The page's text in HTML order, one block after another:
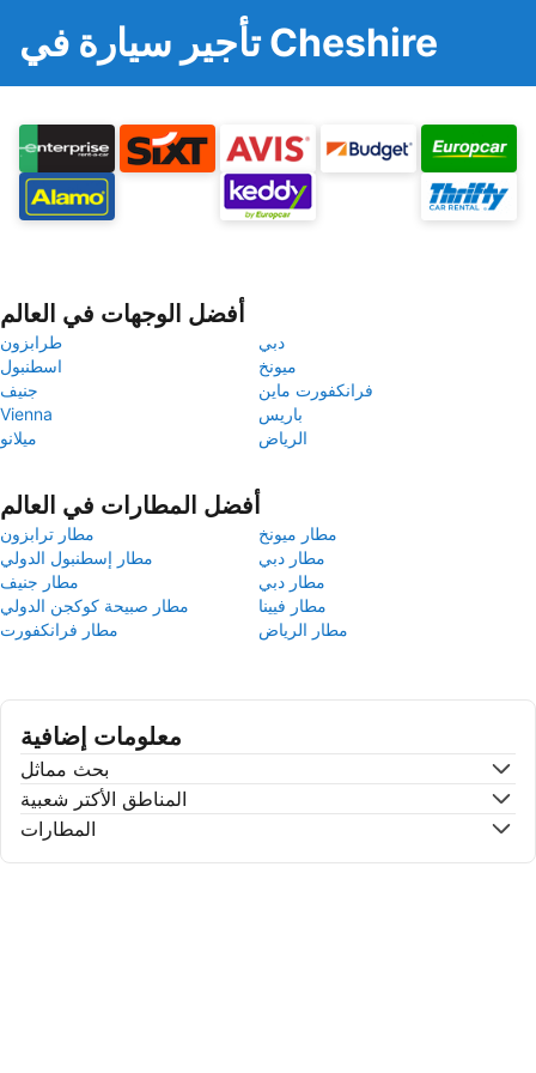
تأجير سيارة في Cheshire
أفضل الوجهات في العالم
طرابزون
دبي
اسطنبول
ميونخ
جنيف
فرانكفورت ماين
Vienna
باريس
ميلانو
الرياض
أفضل المطارات في العالم
مطار ترابزون
مطار ميونخ
مطار إسطنبول الدولي
مطار دبي
مطار جنيف
مطار دبي
مطار صبيحة كوكجن الدولي
مطار فيينا
مطار فرانكفورت
مطار الرياض
معلومات إضافية
بحث مماثل
المناطق الأكتر شعبية
المطارات